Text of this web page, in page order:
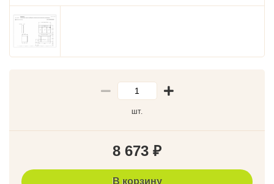
шт.
8 673 ₽
В корзину